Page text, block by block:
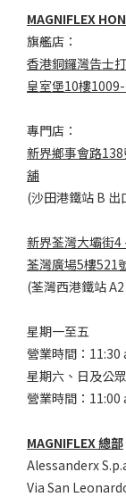
MAGNIFLEX
旗艦店：
香港銅鑼灣告士
皇室堡10樓
專門店：
新界鄉事會路
舖
(沙田港鐵站 B 出
新界荃灣大壩街4
荃灣廣場5樓521
(荃灣西港鐵站
星期一至五
營業時間：
星期六、日及公
營業時間：
MAGNIFLEX 總部
Alessanderx
Via San